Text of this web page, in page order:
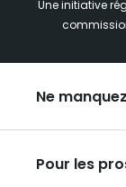
Une initiative
Ne
Week-end
Pour les